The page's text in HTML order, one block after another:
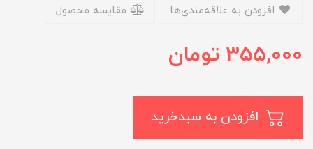
مقایسه محصول
355,000 تومان